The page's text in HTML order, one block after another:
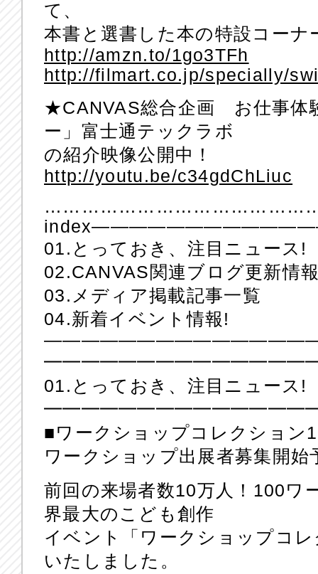
て、
本書と選書した本の特設コーナ
http://amzn.to/1go3TFh
http://filmart.co.jp/specially/
★CANVAS総合企画 お仕事体
ー」富士通テックラボ
の紹介映像公開中！
http://youtu.be/c34gdChLiuc
01.とっておき、注目ニュース!
02.CANVAS関連ブログ更新情
03.メディア掲載記事一覧
04.新着イベント情報!
01.とっておき、注目ニュース!
■ワークショップコレクション
ワークショップ出展者募集開始
前回の来場者数10万人！100ワ
界最大のこども創作
イベント「ワークショップコ
いたしました。